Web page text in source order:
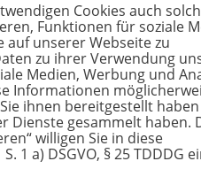
Modelle, die sich der
immer beachten –
tätig sind
Cookies auch
Funktionen für soziale
unserer Webseite zu
zu ihrer Verwendung
Medien, Werbung und
Informationen
ihnen bereitgestellt
Dienste gesammelt haben.
willigen Sie in diese
1 a) DSGVO, § 25 TDDDG